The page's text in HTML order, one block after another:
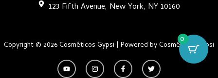
123 Fifth Avenue, New York, NY 10160
Copyright © 2026 Cosméticos Gypsi | Powered by Cosméticos Gypsi
Y
o
I
n
F
a
T
w
0